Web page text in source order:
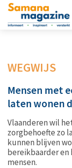
WEGWIJS
Mensen met
laten wonen
Vlaanderen wil
zorgbehoefte zo
kunnen blijven
bereikbaarder en
mensen.